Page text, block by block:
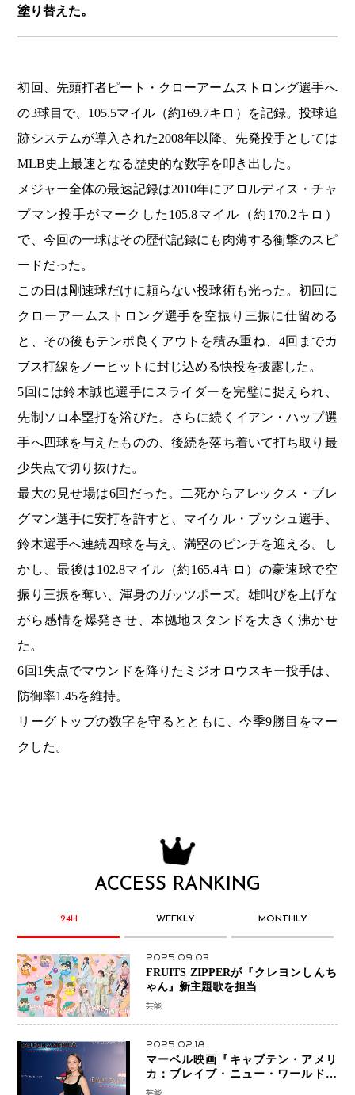
塗り替えた。
初回、先頭打者ピート・クローアームストロング選手へ
の3球目で、105.5マイル（約169.7キロ）を記録。投球追
跡システムが導入された2008年以降、先発投手としては
MLB史上最速となる歴史的な数字を叩き出した。
メジャー全体の最速記録は2010年にアロルディス・チャ
プマン投手がマークした105.8マイル（約170.2キロ）
で、今回の一球はその歴代記録にも肉薄する衝撃のスピ
ードだった。
この日は剛速球だけに頼らない投球術も光った。初回に
クローアームストロング選手を空振り三振に仕留める
と、その後もテンポ良くアウトを積み重ね、4回までカ
ブス打線をノーヒットに封じ込める快投を披露した。
5回には鈴木誠也選手にスライダーを完璧に捉えられ、
先制ソロ本塁打を浴びた。さらに続くイアン・ハップ選
手へ四球を与えたものの、後続を落ち着いて打ち取り最
少失点で切り抜けた。
最大の見せ場は6回だった。二死からアレックス・ブレ
グマン選手に安打を許すと、マイケル・ブッシュ選手、
鈴木選手へ連続四球を与え、満塁のピンチを迎える。し
かし、最後は102.8マイル（約165.4キロ）の豪速球で空
振り三振を奪い、渾身のガッツポーズ。雄叫びを上げな
がら感情を爆発させ、本拠地スタンドを大きく沸かせ
た。
6回1失点でマウンドを降りたミジオロウスキー投手は、
防御率1.45を維持。
リーグトップの数字を守るとともに、今季9勝目をマー
クした。
ACCESS RANKING
24H WEEKLY MONTHLY
2025.09.03
FRUITS ZIPPERが『クレヨンしんち
ゃん』新主題歌を担当
芸能
2025.02.18
マーベル映画『キャプテン・アメリ
カ：ブレイブ・ニュー・ワールド』
新ブラック・ウィドウ役のシラ・ハー
芸能